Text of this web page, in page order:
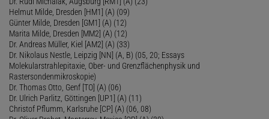
Helmut Milde, Dresden [HM1] (A) (09)
Günter Milde, Dresden [GM1] (A) (12)
Marita Milde, Dresden [MM2] (A) (12)
Dr. Andreas Müller, Kiel [AM2] (A) (33)
Dr. Nikolaus Nestle, Leipzig [NN] (A, B) (05, 20; Essays
Molekularstrahlepitaxie, Ober- und Grenzflächenphysik und
Rastersondenmikroskopie)
Dr. Thomas Otto, Genf [TO] (A) (06)
Dr. Ulrich Parlitz, Göttingen [UP1] (A) (11)
Christof Pflumm, Karlsruhe [CP] (A) (06, 08)